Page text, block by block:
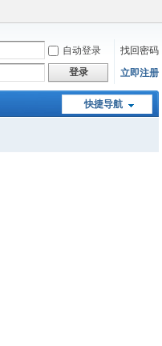
自动登录
找回密码
登录 立即注册
快捷导航